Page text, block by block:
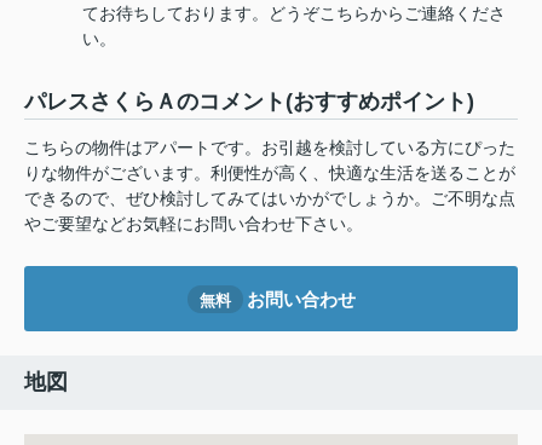
てお待ちしております。どうぞこちらからご連絡くださ
い。
パレスさくらＡのコメント(おすすめポイント)
こちらの物件はアパートです。お引越を検討している方にぴった
りな物件がございます。利便性が高く、快適な生活を送ることが
できるので、ぜひ検討してみてはいかがでしょうか。ご不明な点
やご要望などお気軽にお問い合わせ下さい。
無料 お問い合わせ
地図